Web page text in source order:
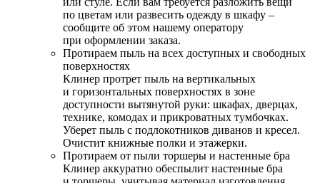
по цветам или развесить одежду в шкафу –
сообщите об этом нашему оператору
при оформлении заказа.
Протираем пыль на всех доступных и свободных
поверхностях
Клинер протрет пыль на вертикальных
и горизонтальных поверхностях в зоне
доступности вытянутой руки: шкафах, дверцах,
технике, комодах и прикроватных тумбочках.
Уберет пыль с подлокотников диванов и кресел.
Очистит книжные полки и этажерки.
Протираем от пыли торшеры и настенные бра
Клинер аккуратно обеспылит настенные бра